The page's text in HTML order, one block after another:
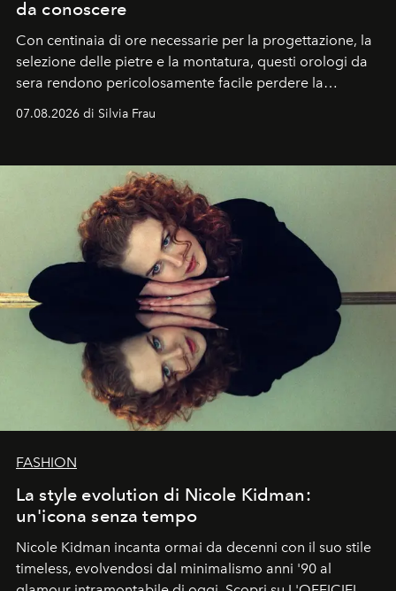
da conoscere
Con centinaia di ore necessarie per la progettazione, la
selezione delle pietre e la montatura, questi orologi da
sera rendono pericolosamente facile perdere la
cognizione del tempo. Ma con quadranti così
07.08.2026 di Silvia Frau
FASHION
La style evolution di Nicole Kidman:
un'icona senza tempo
Nicole Kidman incanta ormai da decenni con il suo stile
timeless, evolvendosi dal minimalismo anni '90 al